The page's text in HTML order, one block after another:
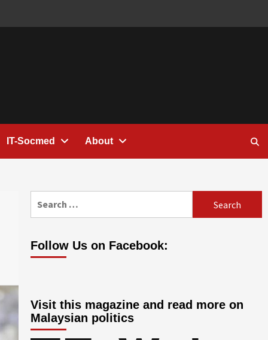
IT-Socmed About
Follow Us on Facebook:
Visit this magazine and read more on
Malaysian politics